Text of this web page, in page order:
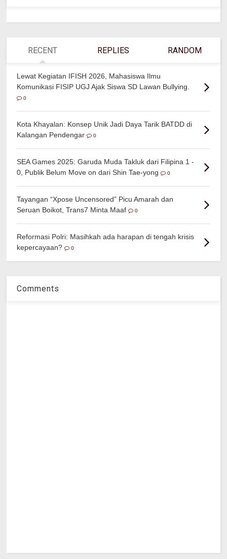
RECENT REPLIES RANDOM
Lewat Kegiatan IFISH 2026, Mahasiswa Ilmu
Komunikasi FISIP UGJ Ajak Siswa SD Lawan Bullying.
0
Kota Khayalan: Konsep Unik Jadi Daya Tarik BATDD di
Kalangan Pendengar
0
SEA Games 2025: Garuda Muda Takluk dari Filipina 1 -
0, Publik Belum Move on dari Shin Tae-yong
0
Tayangan “Xpose Uncensored” Picu Amarah dan
Seruan Boikot, Trans7 Minta Maaf
0
Reformasi Polri: Masihkah ada harapan di tengah krisis
kepercayaan?
0
Comments